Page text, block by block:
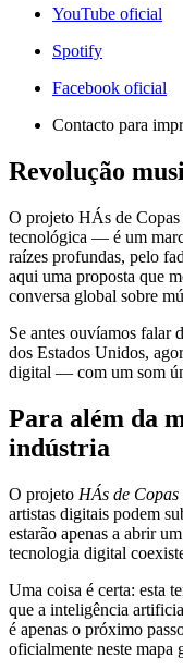
YouTube oficial
Spotify
Facebook oficial
Contacto para
Revolução
O projeto HÁs de Copas
tecnológica — é um
raízes profundas, pelo
aqui uma proposta que
conversa global sobre
Se antes ouvíamos falar
dos Estados Unidos,
digital — com um som
Para além da
indústria
O projeto HÁs de Copas
artistas digitais podem
estarão apenas a abrir
tecnologia digital
Uma coisa é certa: esta
que a inteligência
é apenas o próximo
oficialmente neste mapa